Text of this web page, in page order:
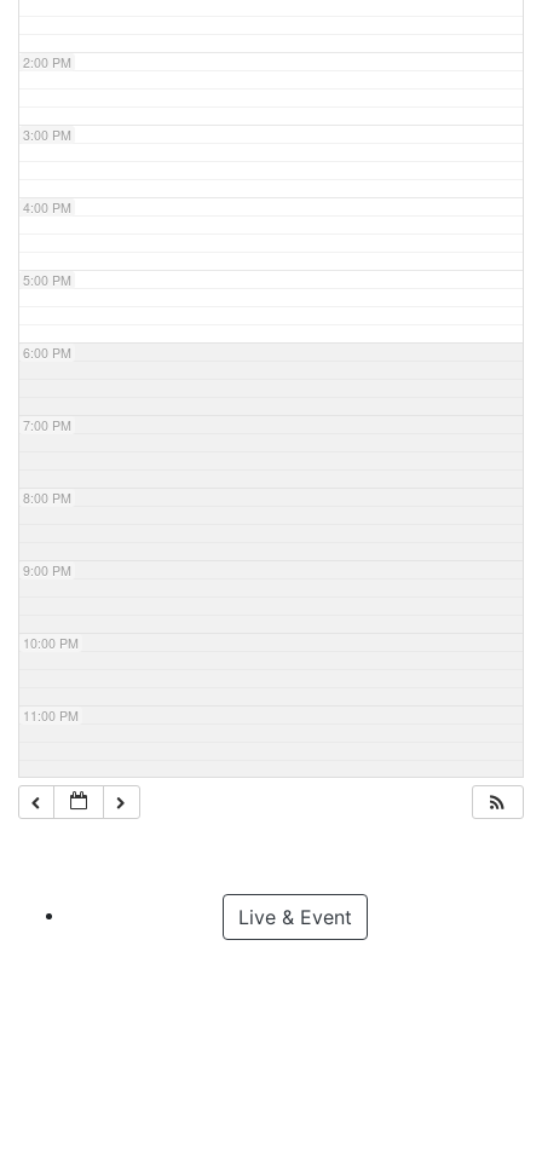
2:00 PM
3:00 PM
4:00 PM
5:00 PM
6:00 PM
7:00 PM
8:00 PM
9:00 PM
10:00 PM
11:00 PM
Live & Event